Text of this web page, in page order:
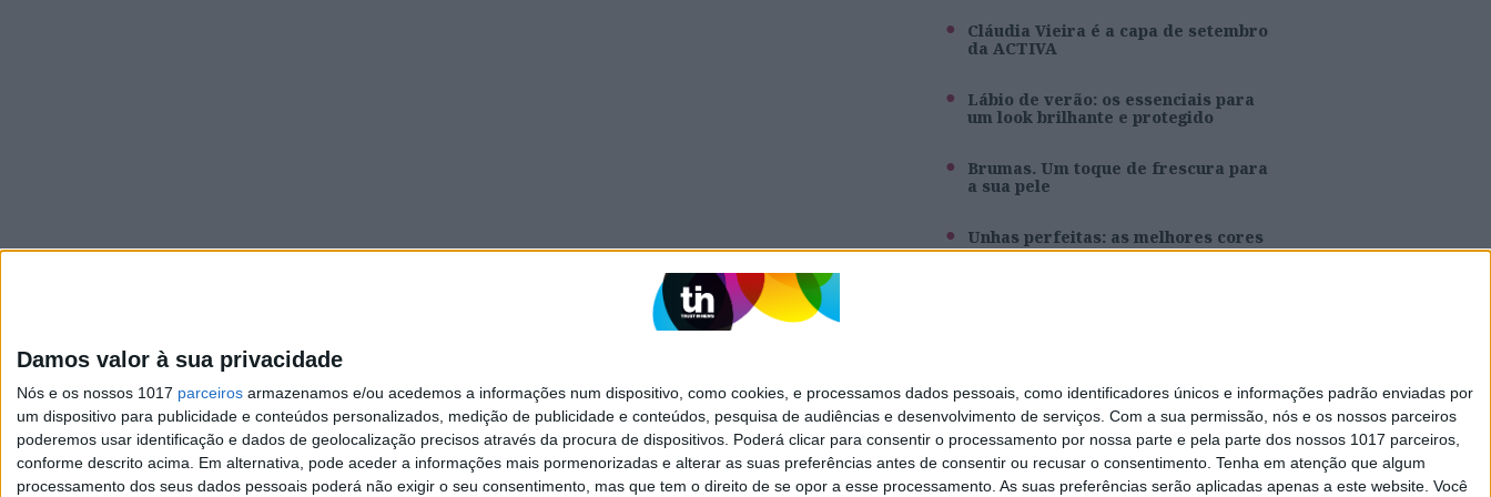
Damos valor à sua privacidade
Nós e os nossos 1017 parceiros armazenamos e/ou acedemos a informações num dispositivo, como cookies, e processamos dados pessoais, como identificadores únicos e informações padrão enviadas por
um dispositivo para publicidade e conteúdos personalizados, medição de publicidade e conteúdos, pesquisa de audiências e desenvolvimento de serviços. Com a sua permissão, nós e os nossos parceiros
poderemos usar identificação e dados de geolocalização precisos através da procura de dispositivos. Poderá clicar para consentir o processamento por nossa parte e pela parte dos nossos 1017 parceiros,
conforme descrito acima. Em alternativa, pode aceder a informações mais pormenorizadas e alterar as suas preferências antes de consentir ou recusar o consentimento. Tenha em atenção que algum
processamento dos seus dados pessoais poderá não exigir o seu consentimento, mas que tem o direito de se opor a esse processamento. As suas preferências serão aplicadas apenas a este website. Você
Cláudia Vieira é a capa de setembro
da ACTIVA
Lábio de verão: os essenciais para
um look brilhante e protegido
Brumas. Um toque de frescura para
a sua pele
Unhas perfeitas: as melhores cores
para o verão
SITES DO GRUPO TRUST IN NEWS
Visão Holofote Caras Caras Decoração